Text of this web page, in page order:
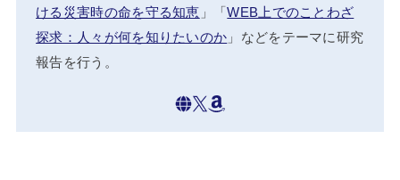
ける災害時の命を守る知恵 」「WEB上でのことわざ
探求：人々が何を知りたいのか 」などをテーマに研究
報告を行う。